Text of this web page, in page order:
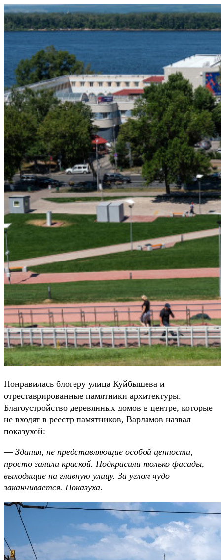
Понравилась блогеру улица Куйбышева и
отреставрированные памятники архитектуры.
Благоустройство деревянных домов в центре, которые
не входят в реестр памятников, Варламов назвал
показухой:
— Здания, не представляющие особой ценности,
просто залили краской. Подкрасили только фасады,
выходящие на главную улицу. За углом чудо
заканчивается. Показуха.